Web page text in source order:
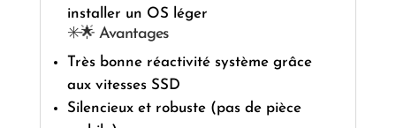
installer un OS léger
✳️🌟 Avantages
Très bonne réactivité système grâce
aux vitesses SSD
Silencieux et robuste (pas de pièce